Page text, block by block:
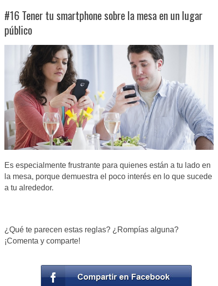
#16 Tener tu smartphone sobre la mesa en un lugar
público
Es especialmente frustrante para quienes están a tu lado en
la mesa, porque demuestra el poco interés en lo que sucede
a tu alrededor.
¿Qué te parecen estas reglas? ¿Rompías alguna?
¡Comenta y comparte!